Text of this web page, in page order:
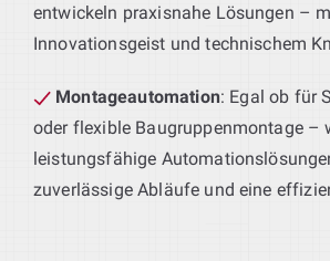
entwickeln praxisnahe Lösungen –
Innovationsgeist und technischem
Montageautomation: Egal ob für
oder flexible Baugruppenmontage –
leistungsfähige
zuverlässige Abläufe und eine